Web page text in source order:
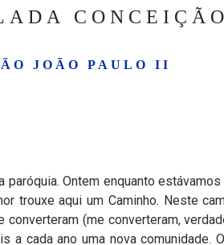
JOÃO PAULO II
Ontem enquanto
trouxe aqui um Caminho. Neste
(me converteram,
cada ano uma nova comunidade.